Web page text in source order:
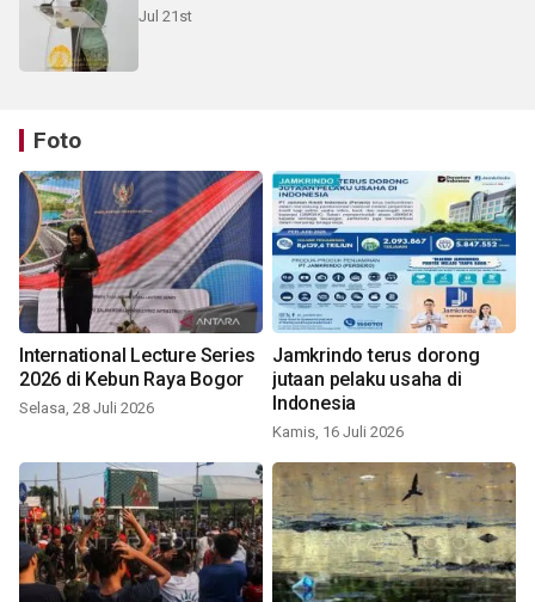
Jul 21st
Foto
International Lecture Series
2026 di Kebun Raya Bogor
Selasa, 28 Juli 2026
Jamkrindo terus dorong
jutaan pelaku usaha di
Indonesia
Kamis, 16 Juli 2026